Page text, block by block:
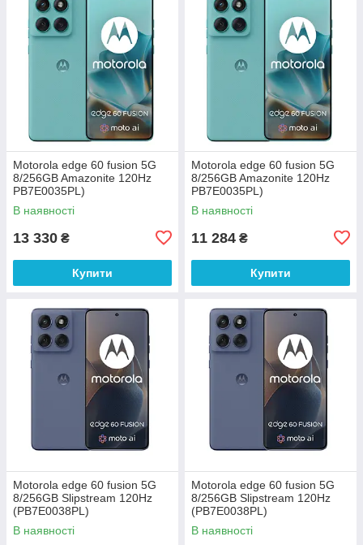
Motorola edge 60 fusion 5G
8/256GB Amazonite 120Hz
PB7E0035PL)
В наявності
13 330 ₴
Купити
Motorola edge 60 fusion 5G
8/256GB Amazonite 120Hz
PB7E0035PL)
В наявності
11 284 ₴
Купити
Motorola edge 60 fusion 5G
8/256GB Slipstream 120Hz
(PB7E0038PL)
В наявності
Motorola edge 60 fusion 5G
8/256GB Slipstream 120Hz
(PB7E0038PL)
В наявності